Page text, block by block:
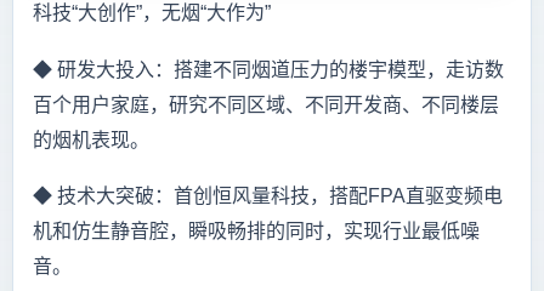
科技“大创作”，无烟“大作为”
◆ 研发大投入：搭建不同烟道压力的楼宇模型，走访数
百个用户家庭，研究不同区域、不同开发商、不同楼层
的烟机表现。
◆ 技术大突破：首创恒风量科技，搭配FPA直驱变频电
机和仿生静音腔，瞬吸畅排的同时，实现行业最低噪
音。